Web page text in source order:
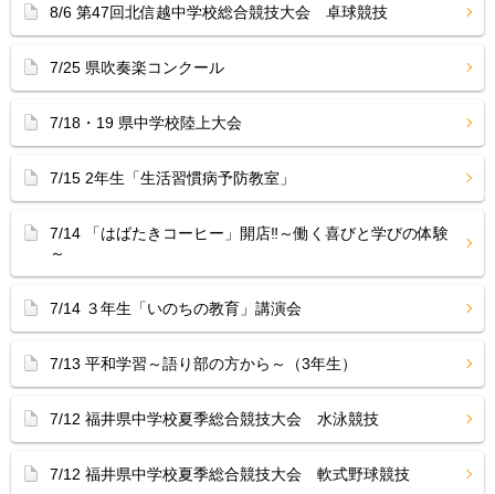
8/6 第47回北信越中学校総合競技大会 卓球競技
7/25 県吹奏楽コンクール
7/18・19 県中学校陸上大会
7/15 2年生「生活習慣病予防教室」
7/14 「はばたきコーヒー」開店‼︎～働く喜びと学びの体験
～
7/14 ３年生「いのちの教育」講演会
7/13 平和学習～語り部の方から～（3年生）
7/12 福井県中学校夏季総合競技大会 水泳競技
7/12 福井県中学校夏季総合競技大会 軟式野球競技